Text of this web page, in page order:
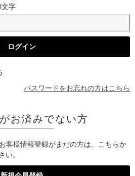
字
パスワードをお忘れの方はこちら
お済みでない方
客様情報登録がまだの方は、こちらか
い。